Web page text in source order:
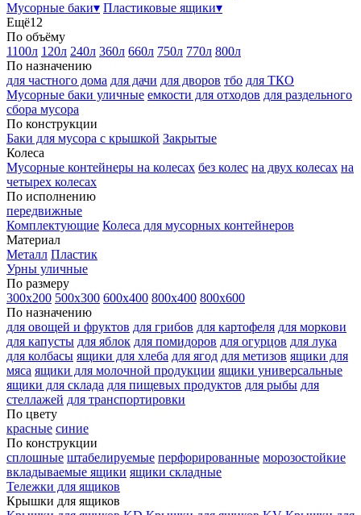
Мусорные баки▾ Пластиковые ящики▾
Ещё12
По объёму
1100л 120л 240л 360л 660л 750л 770л 800л
По назначению
для частного дома для дачи для дворов тбо для ТКО
Мусорные баки уличные емкости для отходов для раздельного
сбора мусора
По конструкции
Баки для мусора с крышкой Закрытые
Колеса
Мусорные контейнеры на колесах без колес на двух колесах на
четырех колесах
По исполнению
передвижные
Комплектующие Колеса для мусорных контейнеров
Материал
Металл Пластик
Урны уличные
По размеру
300х200 500х300 600х400 800х400 800х600
По назначению
для овощей и фруктов для грибов для картофеля для моркови
для капусты для яблок для помидоров для огурцов для лука
для колбасы ящики для хлеба для ягод для метизов ящики для
мяса ящики для молочной продукции ящики универсальные
ящики для склада для пищевых продуктов для рыбы для
стеллажей для транспортировки
По цвету
красные синие
По конструкции
сплошные штабелируемые перфорированные морозостойкие
вкладываемые ящики ящики складные
Тележки для ящиков
Крышки для ящиков